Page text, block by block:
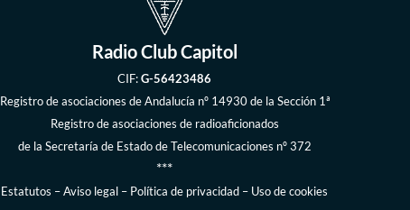
Radio Club Capitol
CIF:G-56423486
Registro de asociaciones de Andalucía nº 14930 de la Sección 1ª
Registro de asociaciones de radioaficionados
de la Secretaría de Estado de Telecomunicaciones nº 372
***
Estatutos –Aviso legal – Política de privacidad – Uso de cookies